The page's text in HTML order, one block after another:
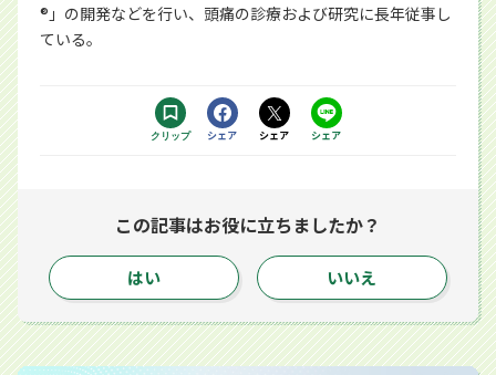
®」の開発などを行い、頭痛の診療および研究に長年従事し
ている。
クリップ Facebookで
シェア
Xで
シェア
LINEで
シェア
この記事はお役に立ちましたか？
はい いいえ